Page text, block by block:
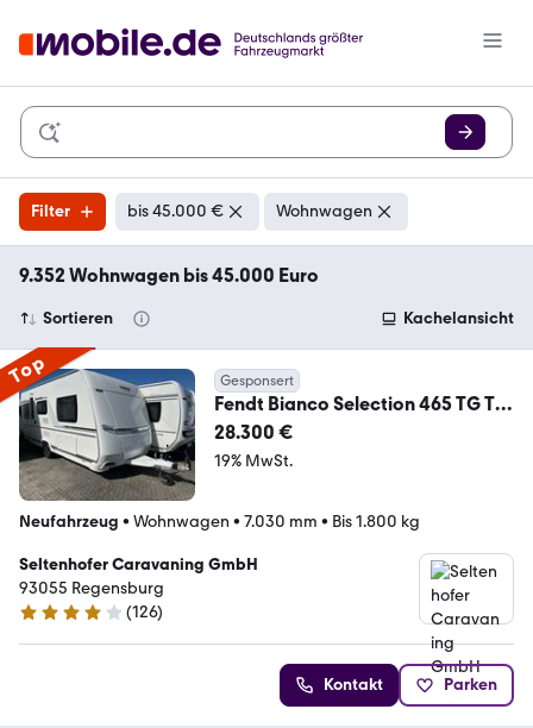
Filter bis 45.000 € Wohnwagen
9.352 Wohnwagen bis 45.000 Euro
Sortieren Kachelansicht
Top Gesponsert
Fendt Bianco Selection 465 TG TV
Halter / Auflastung
28.300 €
19% MwSt.
Neufahrzeug • Wohnwagen • 7.030 mm • Bis 1.800 kg
Seltenhofer Caravaning GmbH
93055 Regensburg
4.2 Sterne
(126)
Kontakt Parken